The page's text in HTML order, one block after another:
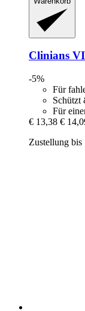
Clinians
-5%
Für
Schützt
Für
€ 13,38 €
Zustellung bis